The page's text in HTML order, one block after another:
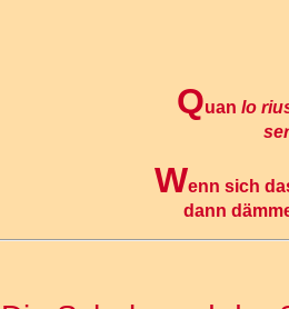
Quan lo
Wenn sich
dann